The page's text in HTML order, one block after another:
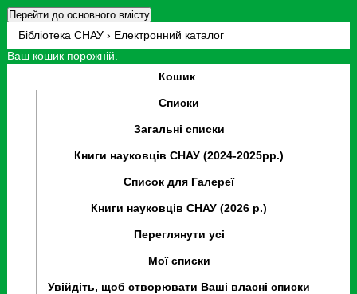
Перейти до основного вмісту
Бібліотека СНАУ › Електронний каталог
Ваш кошик порожній.
Кошик
Списки
Загальні списки
Книги науковців СНАУ (2024-2025рр.)
Список для Галереї
Книги науковців СНАУ (2026 р.)
Переглянути усі
Мої списки
Увійдіть, щоб створювати Ваші власні списки